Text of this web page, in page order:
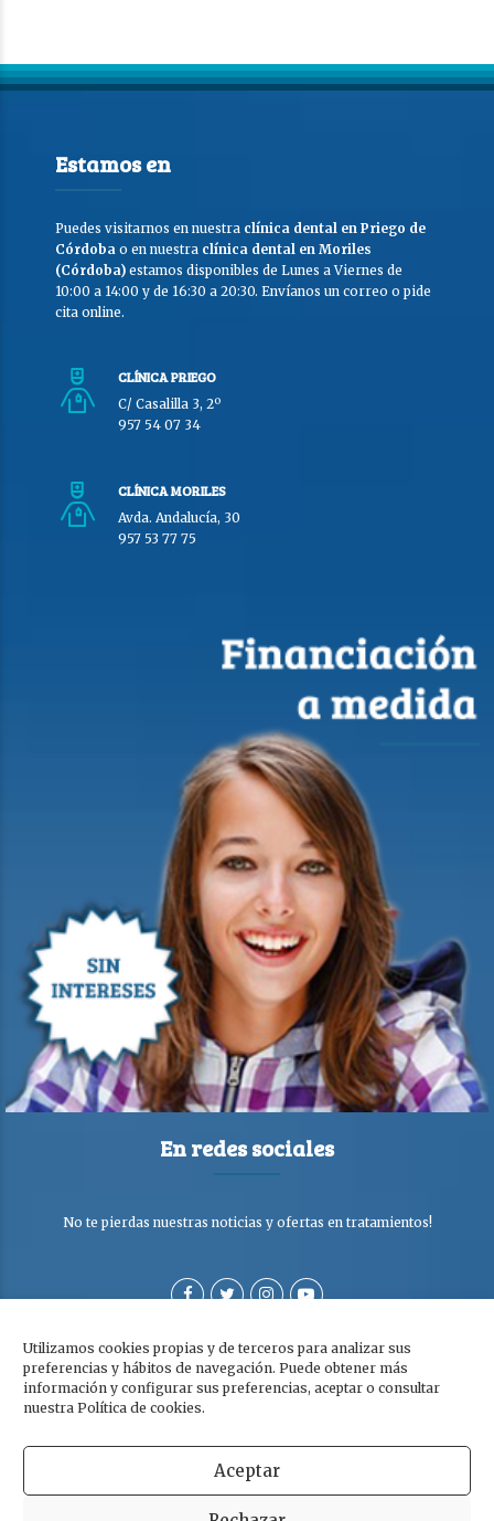
Utilizamos cookies propias y de terceros para analizar sus
preferencias y hábitos de navegación. Puede obtener más
información y configurar sus preferencias, aceptar o consultar
nuestra Política de cookies.
Aceptar
Estamos en
Puedes visitarnos en nuestra clínica dental en Priego de
Córdoba o en nuestra clínica dental en Moriles
(Córdoba) estamos disponibles de Lunes a Viernes de
10:00 a 14:00 y de 16:30 a 20:30. Envíanos un correo o pide
cita online.
CLÍNICA PRIEGO
C/ Casalilla 3, 2º
957 54 07 34
CLÍNICA MORILES
Avda. Andalucía, 30
957 53 77 75
En redes sociales
No te pierdas nuestras noticias y ofertas en tratamientos!
Copyright © Clínica Dra. Olga Cabezuelo 2026. Todos los derechos